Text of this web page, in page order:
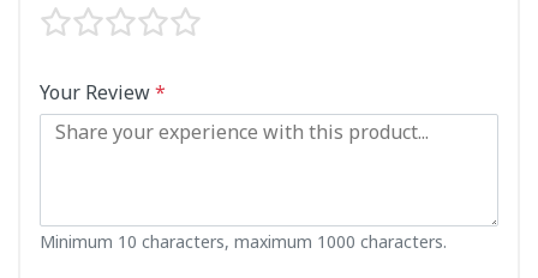
Your Review*
Minimum 10 characters, maximum 1000 characters.